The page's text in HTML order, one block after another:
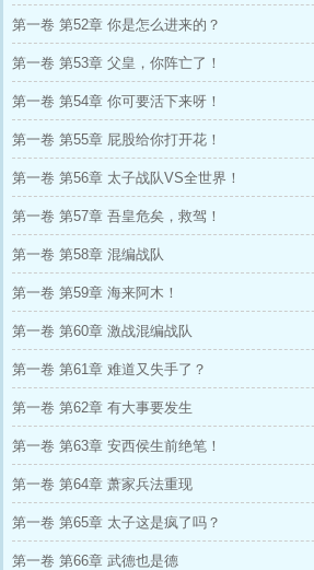
第一卷 第52章 你是怎么进来的？
第一卷 第53章 父皇，你阵亡了！
第一卷 第54章 你可要活下来呀！
第一卷 第55章 屁股给你打开花！
第一卷 第56章 太子战队VS全世界！
第一卷 第57章 吾皇危矣，救驾！
第一卷 第58章 混编战队
第一卷 第59章 海来阿木！
第一卷 第60章 激战混编战队
第一卷 第61章 难道又失手了？
第一卷 第62章 有大事要发生
第一卷 第63章 安西侯生前绝笔！
第一卷 第64章 萧家兵法重现
第一卷 第65章 太子这是疯了吗？
第一卷 第66章 武德也是德